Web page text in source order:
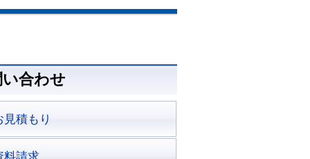
合わせ
見積もり
料請求